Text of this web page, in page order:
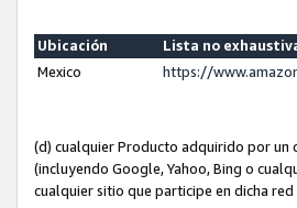
Ubicación
Lista no
Mexico
https://
(d) cualquier Producto adquirido por un
(incluyendo Google, Yahoo, Bing o
cualquier sitio que participe en dicha